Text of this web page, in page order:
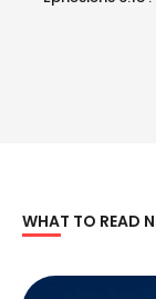
WHAT TO READ